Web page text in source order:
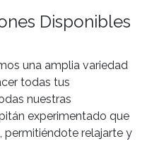
Disponibles
una amplia variedad
todas tus
nuestras
experimentado que
permitiéndote relajarte y